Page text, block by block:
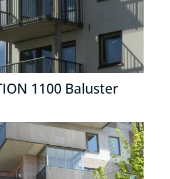
1100 Baluster